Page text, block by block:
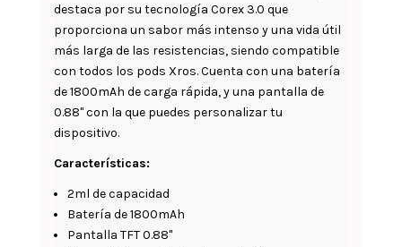
destaca por su tecnología Corex 3.0 que
proporciona un sabor más intenso y una vida útil
más larga de las resistencias, siendo compatible
con todos los pods Xros. Cuenta con una batería
de 1800mAh de carga rápida, y una pantalla de
0.88" con la que puedes personalizar tu
dispositivo.
Características:
2ml de capacidad
Batería de 1800mAh
Pantalla TFT 0.88"